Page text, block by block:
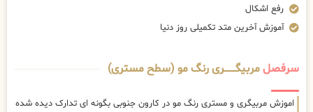
رفع اشکال
آموزش آخرین متد تکمیلی روز دنیا
سرفصلمربیگــــــــری رنگ مو (سطح مستری)
اموزش مربیگری و مستری رنگ مو در کارون جنوبی بگونه ای تدارک دیده شده